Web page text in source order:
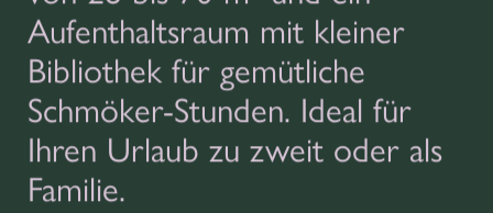
Aufenthaltsraum mit kleiner
Bibliothek für gemütliche
Schmöker-Stunden. Ideal für
Ihren Urlaub zu zweit oder als
Familie.